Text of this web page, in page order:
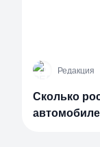
Р Редакция
Сколько